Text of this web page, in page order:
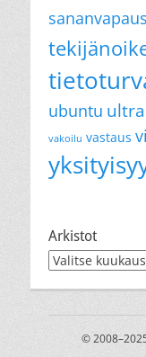
sananvapaus
ubuntu
vakoilu vastaus
Arkistot
Arkistot
©